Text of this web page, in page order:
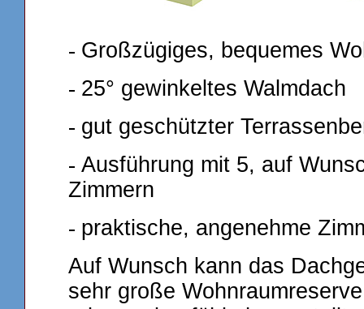
- Großzügiges, bequemes
- 25° gewinkeltes Walmdach
- gut geschützter
- Ausführung mit 5, auf
Zimmern
- praktische, angenehme
Auf Wunsch kann das
sehr große